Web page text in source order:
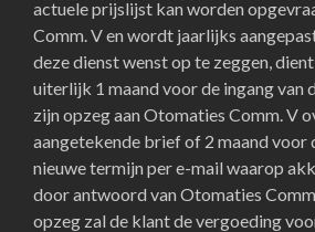
actuele prijslijst kan worden
Comm. V en wordt jaarlijks
deze dienst wenst op te zeggen,
uiterlijk 1 maand voor de ingang van
zijn opzeg aan Otomaties Comm. V
aangetekende brief of 2 maand voor
nieuwe termijn per e-mail waarop
door antwoord van Otomaties
opzeg zal de klant de vergoeding